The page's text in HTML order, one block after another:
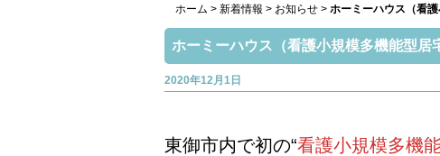
ホーム > 新着情報 > お知らせ > ホーミーハウス（看
ホーミーハウス（看護小規模多機能型居
2020年12月1日
東御市内で初の“看護小規模多機